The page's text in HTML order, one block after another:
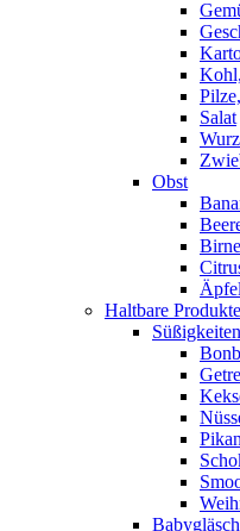
Salat
Obst
Äpfel
Haltbare Produkte